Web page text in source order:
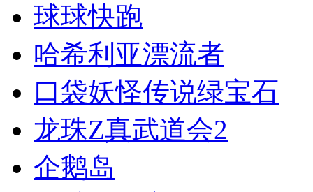
球球快跑
哈希利亚漂流者
口袋妖怪传说绿宝石
龙珠Z真武道会2
企鹅岛